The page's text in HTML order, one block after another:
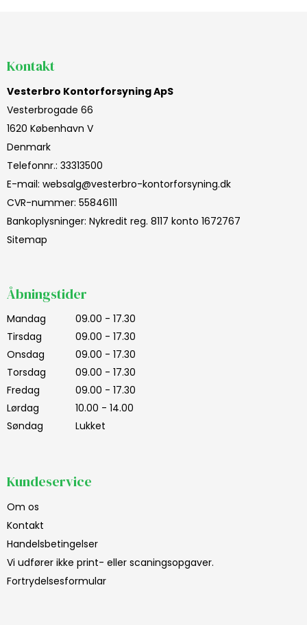
Kontakt
Vesterbro Kontorforsyning ApS
Vesterbrogade 66
1620 København V
Denmark
Telefonnr.: 33313500
E-mail: websalg@vesterbro-kontorforsyning.dk
CVR-nummer: 55846111
Bankoplysninger: Nykredit reg. 8117 konto 1672767
Sitemap
Åbningstider
Mandag
09.00 - 17.30
Tirsdag
09.00 - 17.30
Onsdag
09.00 - 17.30
Torsdag
09.00 - 17.30
Fredag
09.00 - 17.30
Lørdag
10.00 - 14.00
Søndag
Lukket
Kundeservice
Om os
Kontakt
Handelsbetingelser
Vi udfører ikke print- eller scaningsopgaver.
Fortrydelsesformular